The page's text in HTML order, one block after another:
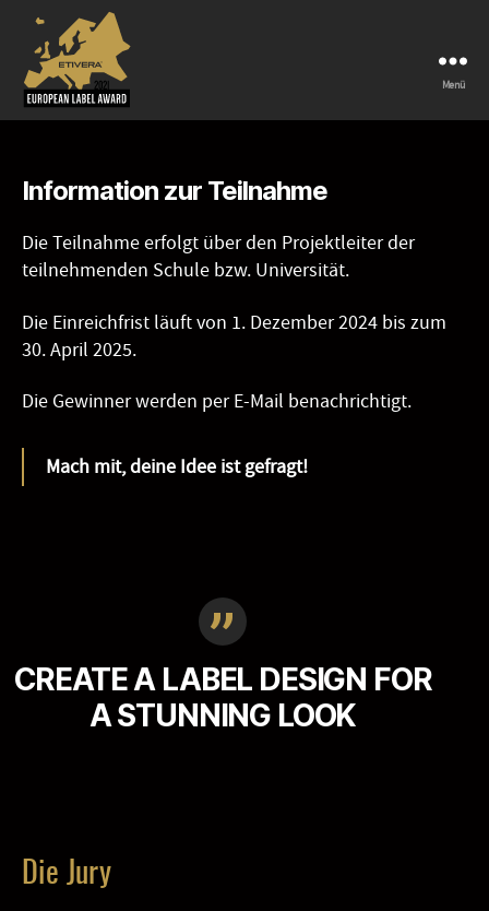
European
Menü
Information zur Teilnahme
Die Teilnahme erfolgt über den Projektleiter der
teilnehmenden Schule bzw. Universität.
Die Einreichfrist läuft von 1. Dezember 2024 bis zum
30. April 2025.
Die Gewinner werden per E-Mail benachrichtigt.
Mach mit, deine Idee ist gefragt!
CREATE A LABEL DESIGN FOR
A STUNNING LOOK
Die Jury